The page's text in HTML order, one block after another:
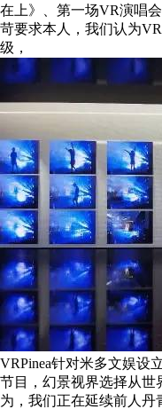
在上》、第一场VR演唱
苛要求本人，我们认为
级，
VRPinea针对米多文娱设
节目，幻景视界选择从世
为，我们正在延续前人丹